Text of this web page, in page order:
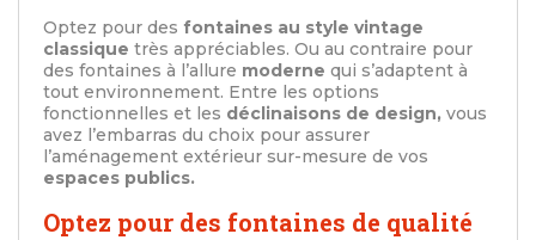
Optez pour des fontaines au style vintage
classique très appréciables. Ou au contraire pour
des fontaines à l’allure moderne qui s’adaptent à
tout environnement. Entre les options
fonctionnelles et les déclinaisons de design, vous
avez l’embarras du choix pour assurer
l’aménagement extérieur sur-mesure de vos
espaces publics.
Optez pour des fontaines de qualité